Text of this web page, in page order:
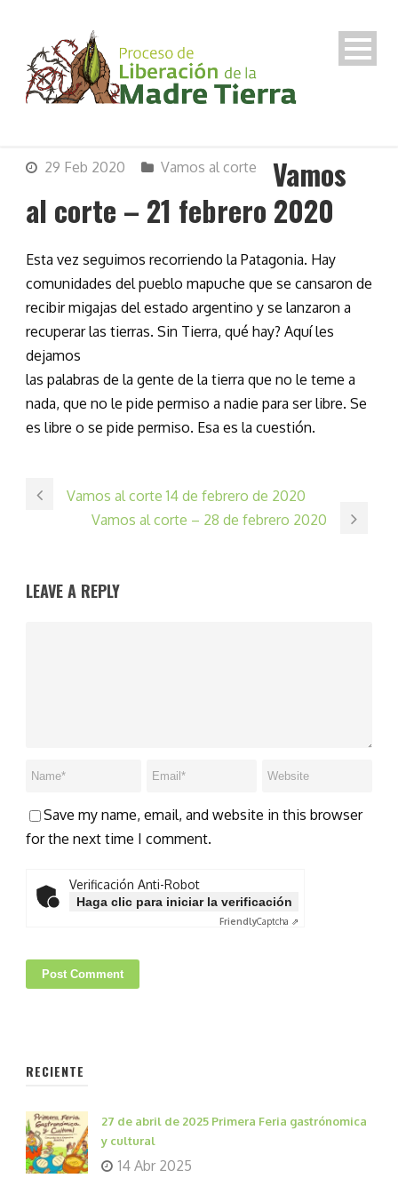
29 Feb 2020 Vamos al corte
Vamos
al corte – 21 febrero 2020
Esta vez seguimos recorriendo la Patagonia. Hay
comunidades del pueblo mapuche que se cansaron de
recibir migajas del estado argentino y se lanzaron a
recuperar las tierras. Sin Tierra, qué hay? Aquí les
dejamos
las palabras de la gente de la tierra que no le teme a
nada, que no le pide permiso a nadie para ser libre. Se
es libre o se pide permiso. Esa es la cuestión.
Vamos al corte 14 de febrero de 2020
Vamos al corte – 28 de febrero 2020
LEAVE A REPLY
Save my name, email, and website in this browser
for the next time I comment.
Verificación Anti-Robot
Haga clic para iniciar la verificación
FriendlyCaptcha ⇗
RECIENTE
27 de abril de 2025 Primera Feria gastrónomica
y cultural
14 Abr 2025